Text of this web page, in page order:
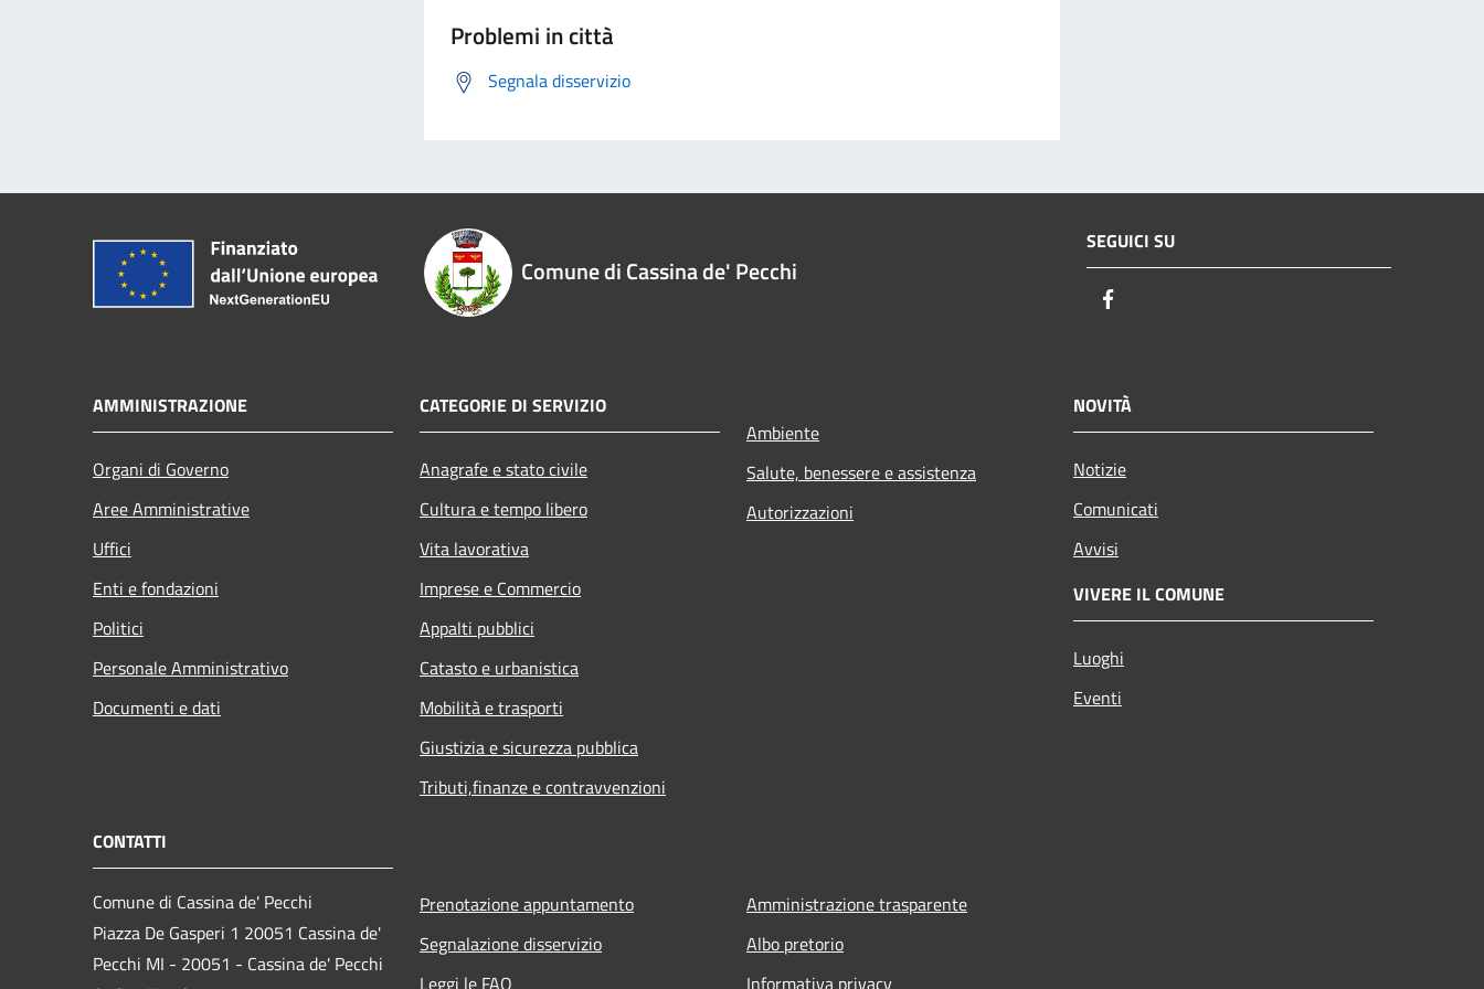
Problemi in città
Segnala disservizio
Comune di Cassina de' Pecchi
SEGUICI SU
AMMINISTRAZIONE
Organi di Governo
Aree Amministrative
Uffici
Enti e fondazioni
Politici
Personale Amministrativo
Documenti e dati
CATEGORIE DI SERVIZIO
Anagrafe e stato civile
Cultura e tempo libero
Vita lavorativa
Imprese e Commercio
Appalti pubblici
Catasto e urbanistica
Mobilità e trasporti
Giustizia e sicurezza pubblica
Tributi,finanze e contravvenzioni
Ambiente
Salute, benessere e assistenza
Autorizzazioni
NOVITÀ
Notizie
Comunicati
Avvisi
VIVERE IL COMUNE
Luoghi
Eventi
CONTATTI
Comune di Cassina de' Pecchi
Piazza De Gasperi 1 20051 Cassina de'
Pecchi MI - 20051 - Cassina de' Pecchi
Prenotazione appuntamento
Segnalazione disservizio
Leggi le FAQ
Amministrazione trasparente
Albo pretorio
Informativa privacy